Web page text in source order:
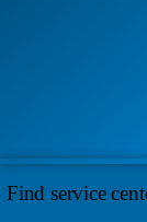
Find service